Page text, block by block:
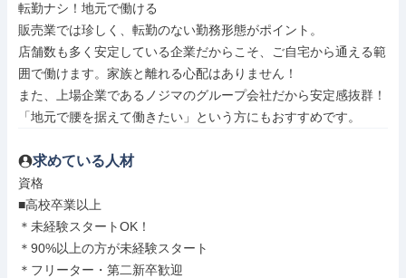
転勤ナシ！地元で働ける
販売業では珍しく、転勤のない勤務形態がポイント。
店舗数も多く安定している企業だからこそ、ご自宅から通える範
囲で働けます。家族と離れる心配はありません！
また、上場企業であるノジマのグループ会社だから安定感抜群！
「地元で腰を据えて働きたい」という方にもおすすめです。
求めている人材
資格
■高校卒業以上
＊未経験スタートOK！
＊90%以上の方が未経験スタート
＊フリーター・第二新卒歓迎